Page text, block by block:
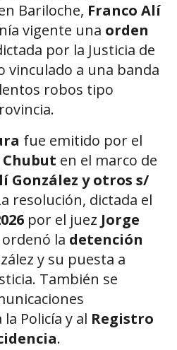
Bariloche, Franco Alí
vigente una orden
por la Justicia de
vinculado a una banda
robos tipo
fue emitido por el
en el marco de
González y otros s/
resolución, dictada el
por el juez Jorge
ordenó la detención
y su puesta a
También se
Policía y al Registro
.